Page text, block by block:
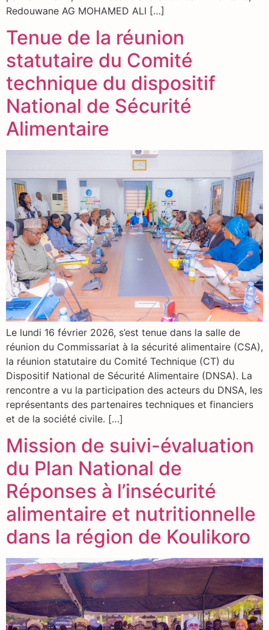
Redouwane AG MOHAMED ALI […]
Tenue de la réunion
statutaire du Comité
technique du dispositif
National de Sécurité
Alimentaire
Le lundi 16 février 2026, s’est tenue dans la salle de
réunion du Commissariat à la sécurité alimentaire (CSA),
la réunion statutaire du Comité Technique (CT) du
Dispositif National de Sécurité Alimentaire (DNSA). La
rencontre a vu la participation des acteurs du DNSA, les
représentants des partenaires techniques et financiers
et de la société civile. […]
Mission de suivi-évaluation
du Plan National de
Réponses à l’insécurité
alimentaire et nutritionnelle
dans la région de Koulikoro